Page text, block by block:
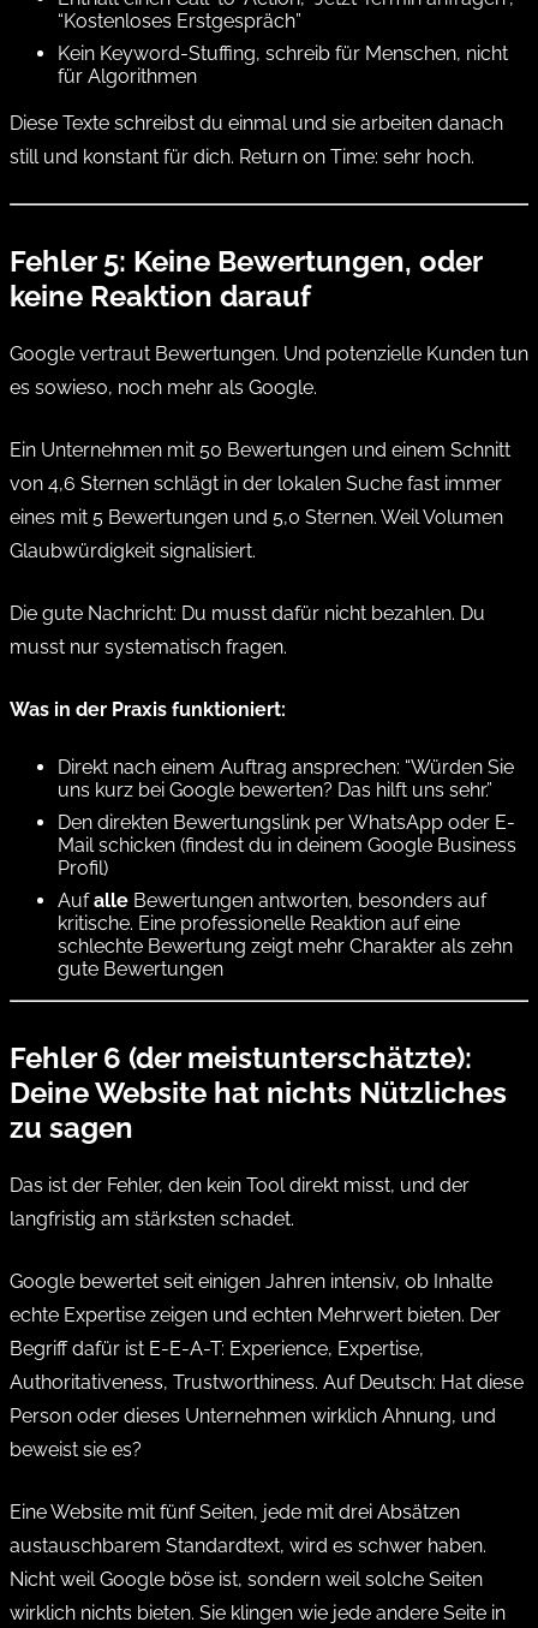
“Kostenloses Erstgespräch”
Kein Keyword-Stuffing, schreib für Menschen, nicht
für Algorithmen
Diese Texte schreibst du einmal und sie arbeiten danach
still und konstant für dich. Return on Time: sehr hoch.
Fehler 5: Keine Bewertungen, oder
keine Reaktion darauf
Google vertraut Bewertungen. Und potenzielle Kunden tun
es sowieso, noch mehr als Google.
Ein Unternehmen mit 50 Bewertungen und einem Schnitt
von 4,6 Sternen schlägt in der lokalen Suche fast immer
eines mit 5 Bewertungen und 5,0 Sternen. Weil Volumen
Glaubwürdigkeit signalisiert.
Die gute Nachricht: Du musst dafür nicht bezahlen. Du
musst nur systematisch fragen.
Was in der Praxis funktioniert:
Direkt nach einem Auftrag ansprechen: “Würden Sie
uns kurz bei Google bewerten? Das hilft uns sehr.”
Den direkten Bewertungslink per WhatsApp oder E-
Mail schicken (findest du in deinem Google Business
Profil)
Aufalle Bewertungen antworten, besonders auf
kritische. Eine professionelle Reaktion auf eine
schlechte Bewertung zeigt mehr Charakter als zehn
gute Bewertungen
Fehler 6 (der meistunterschätzte):
Deine Website hat nichts Nützliches
zu sagen
Das ist der Fehler, den kein Tool direkt misst, und der
langfristig am stärksten schadet.
Google bewertet seit einigen Jahren intensiv, ob Inhalte
echte Expertise zeigen und echten Mehrwert bieten. Der
Begriff dafür ist E-E-A-T: Experience, Expertise,
Authoritativeness, Trustworthiness. Auf Deutsch: Hat diese
Person oder dieses Unternehmen wirklich Ahnung, und
beweist sie es?
Eine Website mit fünf Seiten, jede mit drei Absätzen
austauschbarem Standardtext, wird es schwer haben.
Nicht weil Google böse ist, sondern weil solche Seiten
wirklich nichts bieten. Sie klingen wie jede andere Seite in